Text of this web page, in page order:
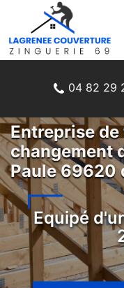
04 82 29
Entreprise
changement
Paule 69620
Equipé